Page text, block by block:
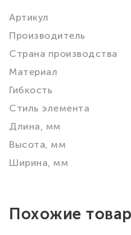
Артикул
Производитель
Страна производства
Материал
Гибкость
Стиль элемента
Длина, мм
Высота, мм
Ширина, мм
Похожие